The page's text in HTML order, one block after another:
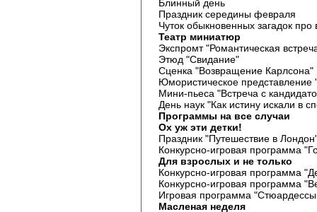
Блинный день
Праздник середины февраля
Чуток обыкновенных загадок про
Театр миниатюр
Экспромт "Романтическая
Этюд "Свидание"
Сценка "Возвращение Карлсона"
Юмористическое
Мини-пьеса "Встреча с
День наук "Как истину искали в
Программы на все случаи
Ох уж эти детки!
Праздник "Путешествие в
Конкурсно-игровая программа
Для взрослых и не только
Конкурсно-игровая программа
Конкурсно-игровая программа
Игровая программа
Масленая неделя